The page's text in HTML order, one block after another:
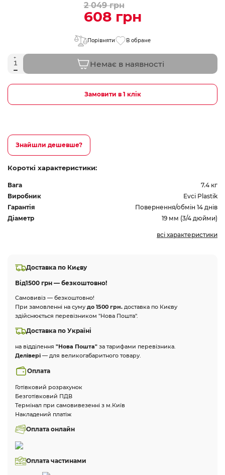
2 049 грн
608 грн
Порівняти В обране
Немає в наявності
Замовити в 1 клік
Знайшли дешевше?
Короткі характеристики:
Вага
7.4 кг
Виробник
Evci Plastik
Гарантія
Повернення/обмін 14 днів
Діаметр
19 мм (3/4 дюйми)
всі характеристики
Доставка по Києву
Від1500 грн — безкоштовно!
Самовивіз — безкоштовно!
При замовленні на суму до 1500 грн. доставка по Києву
здійснюється перевізником "Нова Пошта".
Доставка по Україні
на відділення "Нова Пошта" за тарифами перевізника.
Делівері — для великогабаритного товару.
Оплата
Готівковий розрахунок
Безготівковий ПДВ
Термінал при самовивезенні з м.Київ
Накладений платіж
Оплата онлайн
Оплата частинами